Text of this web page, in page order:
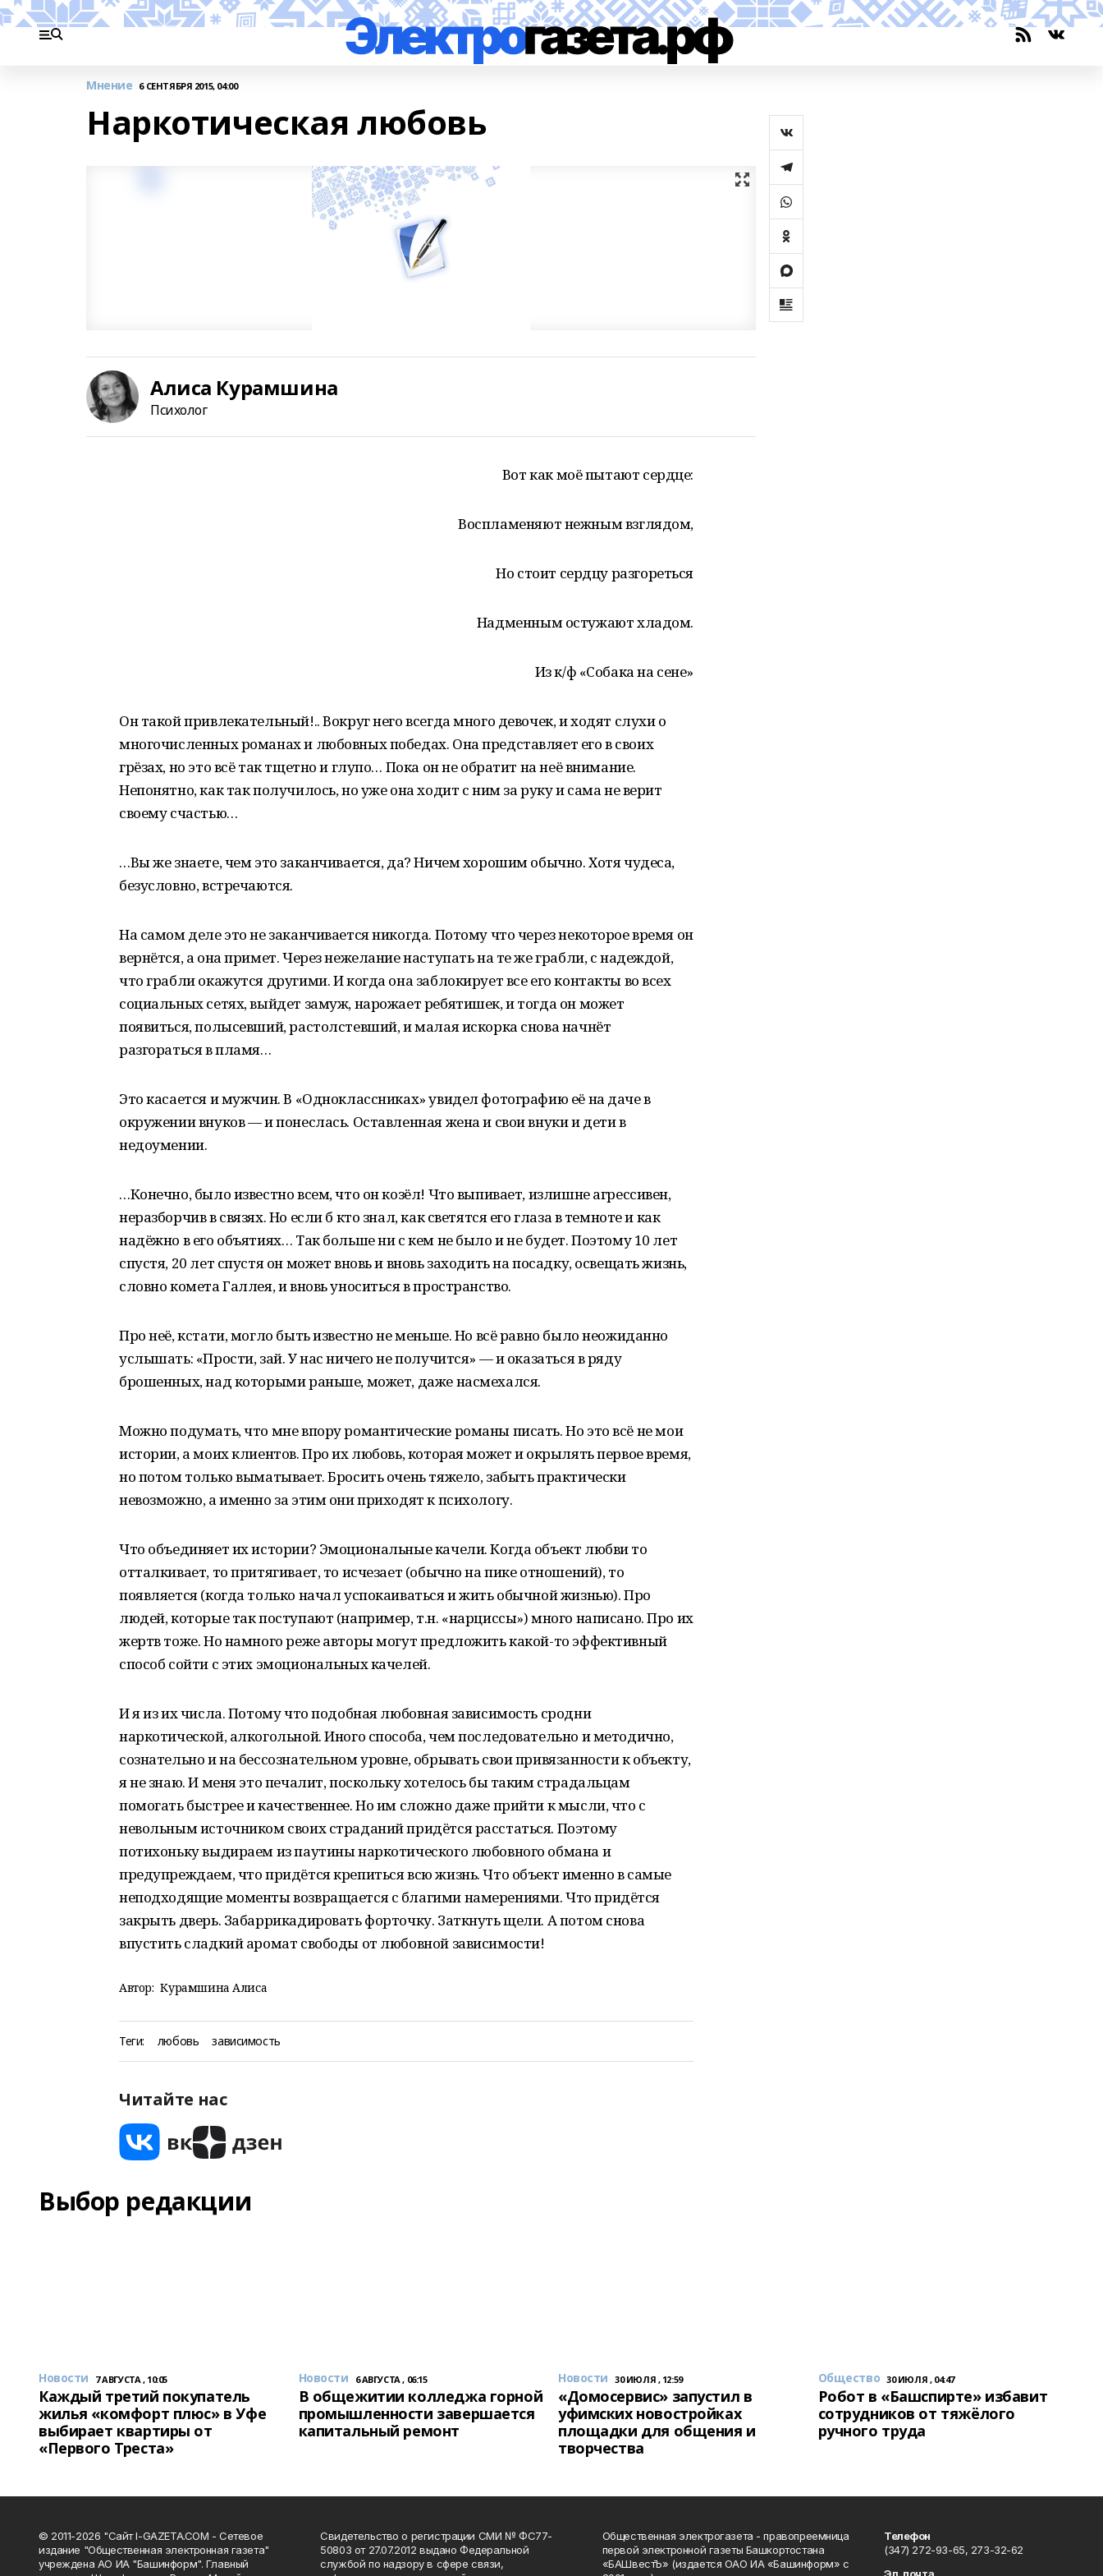
Мнение 6 СЕНТЯБРЯ 2015, 04:00
Наркотическая любовь
Алиса Курамшина
Психолог
Вот как моё пытают сердце:
Воспламеняют нежным взглядом,
Но стоит сердцу разгореться
Надменным остужают хладом.
Из к/ф «Собака на сене»
Он такой привлекательный!.. Вокруг него всегда много девочек, и ходят слухи о
многочисленных романах и любовных победах. Она представляет его в своих
грёзах, но это всё так тщетно и глупо… Пока он не обратит на неё внимание.
Непонятно, как так получилось, но уже она ходит с ним за руку и сама не верит
своему счастью…
…Вы же знаете, чем это заканчивается, да? Ничем хорошим обычно. Хотя чудеса,
безусловно, встречаются.
На самом деле это не заканчивается никогда. Потому что через некоторое время он
вернётся, а она примет. Через нежелание наступать на те же грабли, с надеждой,
что грабли окажутся другими. И когда она заблокирует все его контакты во всех
социальных сетях, выйдет замуж, нарожает ребятишек, и тогда он может
появиться, полысевший, растолстевший, и малая искорка снова начнёт
разгораться в пламя…
Это касается и мужчин. В «Одноклассниках» увидел фотографию её на даче в
окружении внуков — и понеслась. Оставленная жена и свои внуки и дети в
недоумении.
…Конечно, было известно всем, что он козёл! Что выпивает, излишне агрессивен,
неразборчив в связях. Но если б кто знал, как светятся его глаза в темноте и как
надёжно в его объятиях… Так больше ни с кем не было и не будет. Поэтому 10 лет
спустя, 20 лет спустя он может вновь и вновь заходить на посадку, освещать жизнь,
словно комета Галлея, и вновь уноситься в пространство.
Про неё, кстати, могло быть известно не меньше. Но всё равно было неожиданно
услышать: «Прости, зай. У нас ничего не получится» — и оказаться в ряду
брошенных, над которыми раньше, может, даже насмехался.
Можно подумать, что мне впору романтические романы писать. Но это всё не мои
истории, а моих клиентов. Про их любовь, которая может и окрылять первое время,
но потом только выматывает. Бросить очень тяжело, забыть практически
невозможно, а именно за этим они приходят к психологу.
Что объединяет их истории? Эмоциональные качели. Когда объект любви то
отталкивает, то притягивает, то исчезает (обычно на пике отношений), то
появляется (когда только начал успокаиваться и жить обычной жизнью). Про
людей, которые так поступают (например, т.н. «нарциссы») много написано. Про их
жертв тоже. Но намного реже авторы могут предложить какой-то эффективный
способ сойти с этих эмоциональных качелей.
И я из их числа. Потому что подобная любовная зависимость сродни
наркотической, алкогольной. Иного способа, чем последовательно и методично,
сознательно и на бессознательном уровне, обрывать свои привязанности к объекту,
я не знаю. И меня это печалит, поскольку хотелось бы таким страдальцам
помогать быстрее и качественнее. Но им сложно даже прийти к мысли, что с
невольным источником своих страданий придётся расстаться. Поэтому
потихоньку выдираем из паутины наркотического любовного обмана и
предупреждаем, что придётся крепиться всю жизнь. Что объект именно в самые
неподходящие моменты возвращается с благими намерениями. Что придётся
закрыть дверь. Забаррикадировать форточку. Заткнуть щели. А потом снова
впустить сладкий аромат свободы от любовной зависимости!
Автор: Курамшина Алиса
Теги: любовь зависимость
Читайте нас
Выбор редакции
Новости 7 АВГУСТА , 10:05
Каждый третий покупатель
жилья «комфорт плюс» в Уфе
выбирает квартиры от
«Первого Треста»
Новости 6 АВГУСТА , 06:15
В общежитии колледжа горной
промышленности завершается
капитальный ремонт
Новости 30 ИЮЛЯ , 12:59
«Домосервис» запустил в
уфимских новостройках
площадки для общения и
творчества
Общество 30 ИЮЛЯ , 04:47
Робот в «Башспирте» избавит
сотрудников от тяжёлого
ручного труда
© 2011-2026 "Сайт I-GAZETA.COM - Сетевое
издание "Общественная электронная газета"
учреждена АО ИА "Башинформ". Главный
Свидетельство о регистрации СМИ № ФС77-
50803 от 27.07.2012 выдано Федеральной
службой по надзору в сфере связи,
Общественная электрогазета - правопреемница
первой электронной газеты Башкортостана
«БАШвестЪ» (издается ОАО ИА «Башинформ» с
Телефон
(347) 272-93-65, 273-32-62